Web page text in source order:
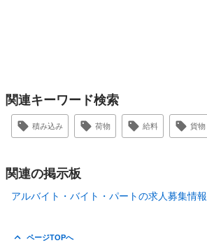
関連キーワード検索
積み込み 荷物 給料 貨物
関連の掲示板
アルバイト・バイト・パートの求人募集情報
ページTOPへ